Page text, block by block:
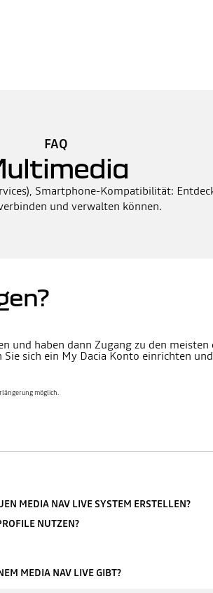
FAQ
Smartphone-Kompatibilität:
und verwalten können.
haben dann Zugang zu den
sich ein My Dacia Konto einrichten
möglich.
MEDIA NAV LIVE SYSTEM ERSTELLEN?
NUTZEN?
MEDIA NAV LIVE GIBT?